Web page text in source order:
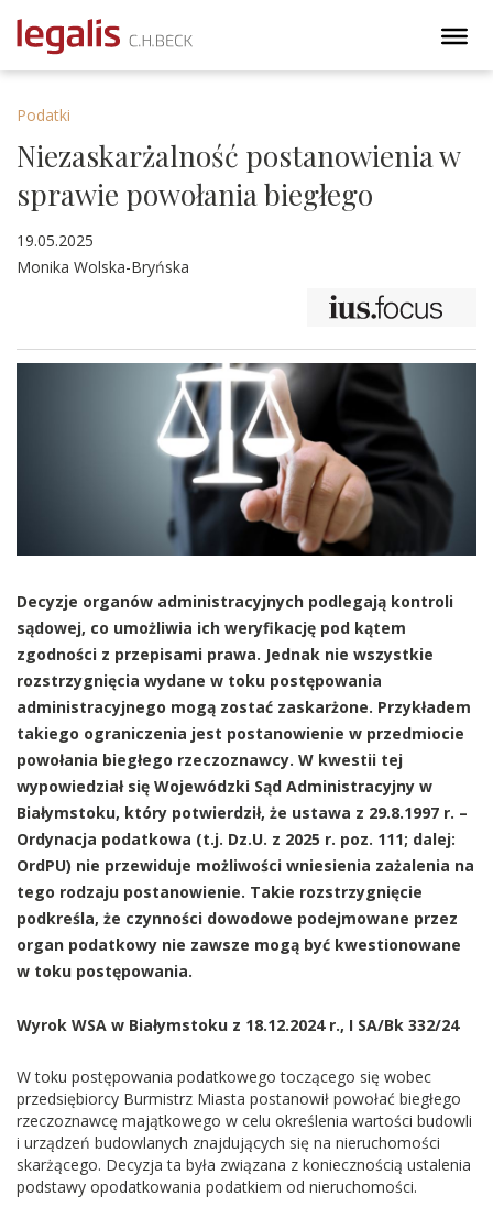
Podatki
Niezaskarżalność postanowienia w
sprawie powołania biegłego
19.05.2025
Monika Wolska-Bryńska
Decyzje organów administracyjnych podlegają kontroli
sądowej, co umożliwia ich weryfikację pod kątem
zgodności z przepisami prawa. Jednak nie wszystkie
rozstrzygnięcia wydane w toku postępowania
administracyjnego mogą zostać zaskarżone. Przykładem
takiego ograniczenia jest postanowienie w przedmiocie
powołania biegłego rzeczoznawcy. W kwestii tej
wypowiedział się Wojewódzki Sąd Administracyjny w
Białymstoku, który potwierdził, że ustawa z 29.8.1997 r. –
Ordynacja podatkowa (t.j. Dz.U. z 2025 r. poz. 111; dalej:
OrdPU) nie przewiduje możliwości wniesienia zażalenia na
tego rodzaju postanowienie. Takie rozstrzygnięcie
podkreśla, że czynności dowodowe podejmowane przez
organ podatkowy nie zawsze mogą być kwestionowane
w toku postępowania.
Wyrok WSA w Białymstoku z 18.12.2024 r., I SA/Bk 332/24
W toku postępowania podatkowego toczącego się wobec
przedsiębiorcy Burmistrz Miasta postanowił powołać biegłego
rzeczoznawcę majątkowego w celu określenia wartości budowli
i urządzeń budowlanych znajdujących się na nieruchomości
skarżącego. Decyzja ta była związana z koniecznością ustalenia
podstawy opodatkowania podatkiem od nieruchomości.